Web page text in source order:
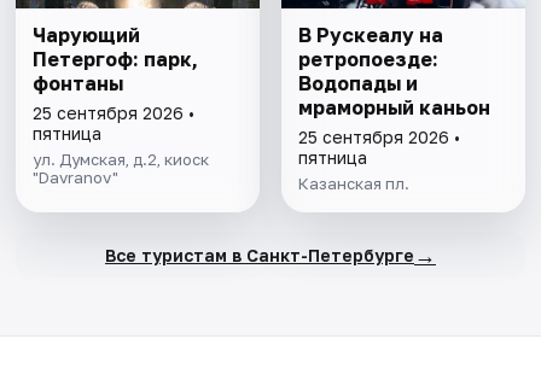
Чарующий
Петергоф: парк,
фонтаны
25 сентября 2026 •
пятница
ул. Думская, д.2, киоск
"Davranov"
В Рускеалу на
ретропоезде:
Водопады и
мраморный каньон
25 сентября 2026 •
пятница
Казанская пл.
Все туристам в Санкт-Петербурге →